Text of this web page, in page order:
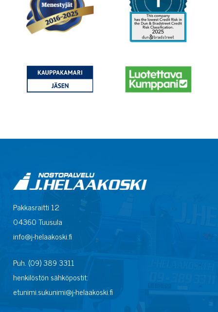
Pakkasraitti 12
04360 Tuusula
info@j-helaakoski.fi
Puh. (09) 389 3311
henkilöstön sähköpostit:
etunimi.sukunimi@j-helaakoski.fi